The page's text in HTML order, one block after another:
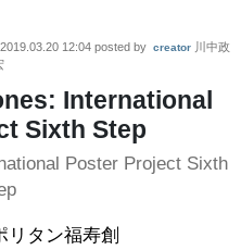
2019.03.20 12:04 posted by creator
川中政
International
Sixth Step
Poster Project Sixth
リタン福寿創